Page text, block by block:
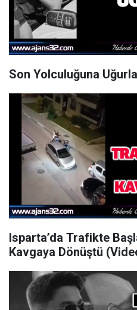
Son Yolculuğuna
Isparta’da Trafikte
Kavgaya Dönüştü